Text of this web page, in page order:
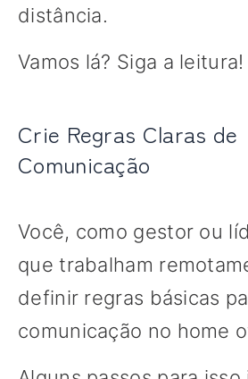
distância.
Vamos lá? Siga a leitura!
Crie Regras Claras de
Comunicação
Você, como gestor ou
que trabalham
definir regras básicas
comunicação no home